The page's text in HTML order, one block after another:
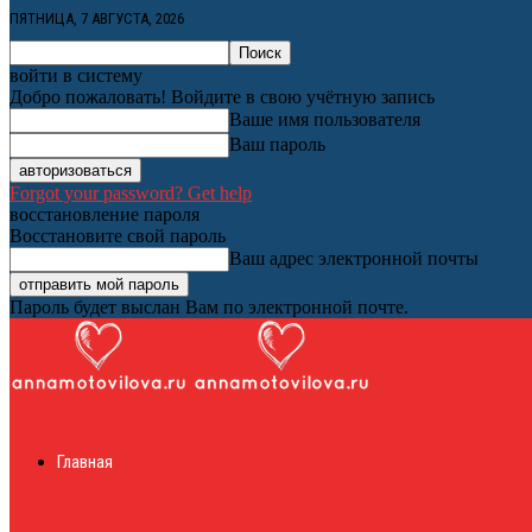
ПЯТНИЦА, 7 АВГУСТА, 2026
войти в систему
Добро пожаловать! Войдите в свою учётную запись
Ваше имя пользователя
Ваш пароль
Forgot your password? Get help
восстановление пароля
Восстановите свой пароль
Ваш адрес электронной почты
Пароль будет выслан Вам по электронной почте.
Главная